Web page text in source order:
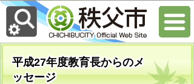
平成27年度教育長からのメ
ッセージ